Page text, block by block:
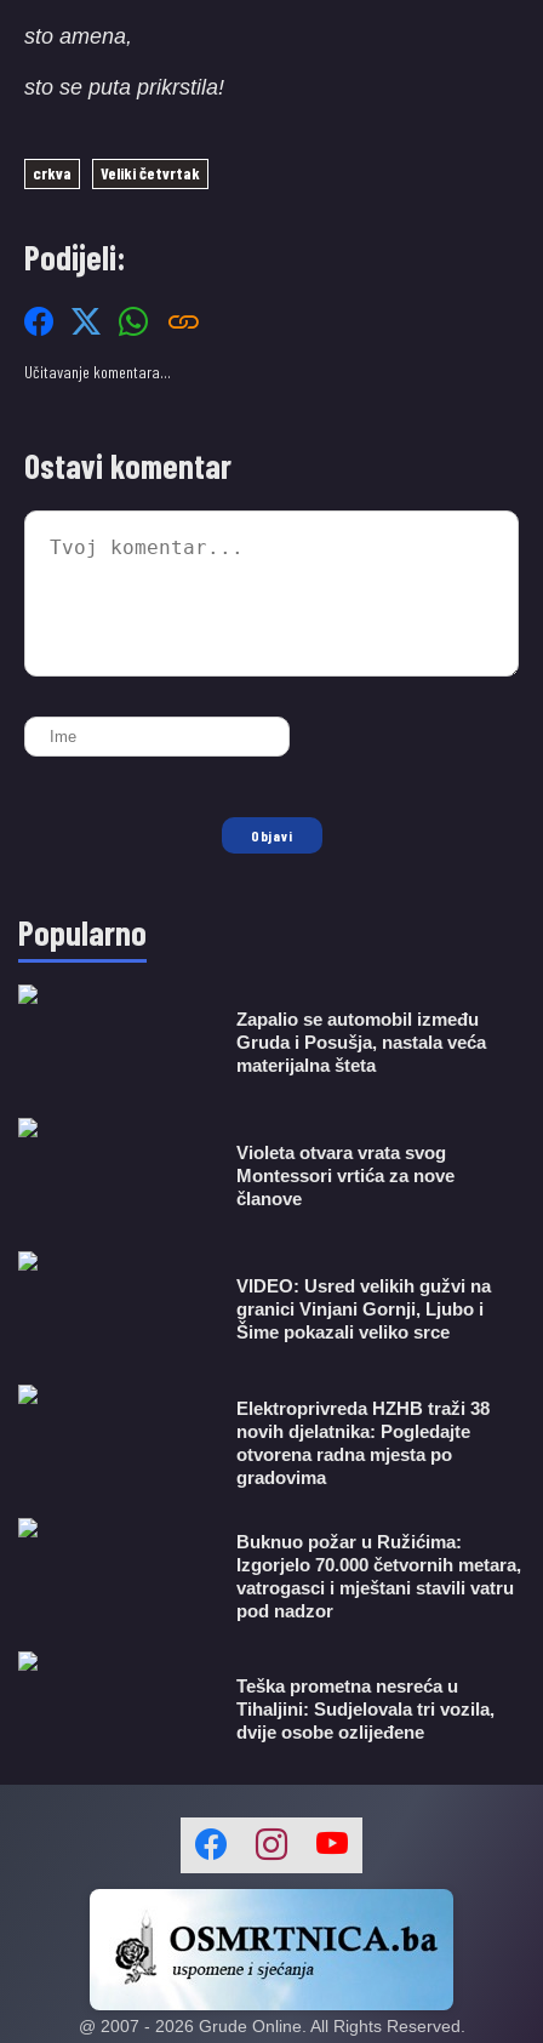
sto amena,
sto se puta prikrstila!
crkva Veliki četvrtak
Podijeli:
Učitavanje komentara…
Ostavi komentar
Objavi
Popularno
Zapalio se automobil između
Gruda i Posušja, nastala veća
materijalna šteta
Violeta otvara vrata svog
Montessori vrtića za nove
članove
VIDEO: Usred velikih gužvi na
granici Vinjani Gornji, Ljubo i
Šime pokazali veliko srce
​Elektroprivreda HZHB traži 38
novih djelatnika: Pogledajte
otvorena radna mjesta po
gradovima
Buknuo požar u Ružićima:
Izgorjelo 70.000 četvornih metara,
vatrogasci i mještani stavili vatru
pod nadzor
Teška prometna nesreća u
Tihaljini: Sudjelovala tri vozila,
dvije osobe ozlijeđene
@ 2007 - 2026 Grude Online. All Rights Reserved.